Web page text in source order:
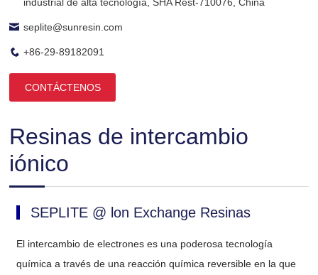
seplite@sunresin.com
+86-29-89182091
CONTÁCTENOS
Resinas de intercambio
iónico
SEPLITE @ lon Exchange Resinas
El intercambio de electrones es una poderosa tecnología
química a través de una reacción química reversible en la que